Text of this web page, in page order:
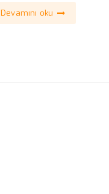
Devamını oku